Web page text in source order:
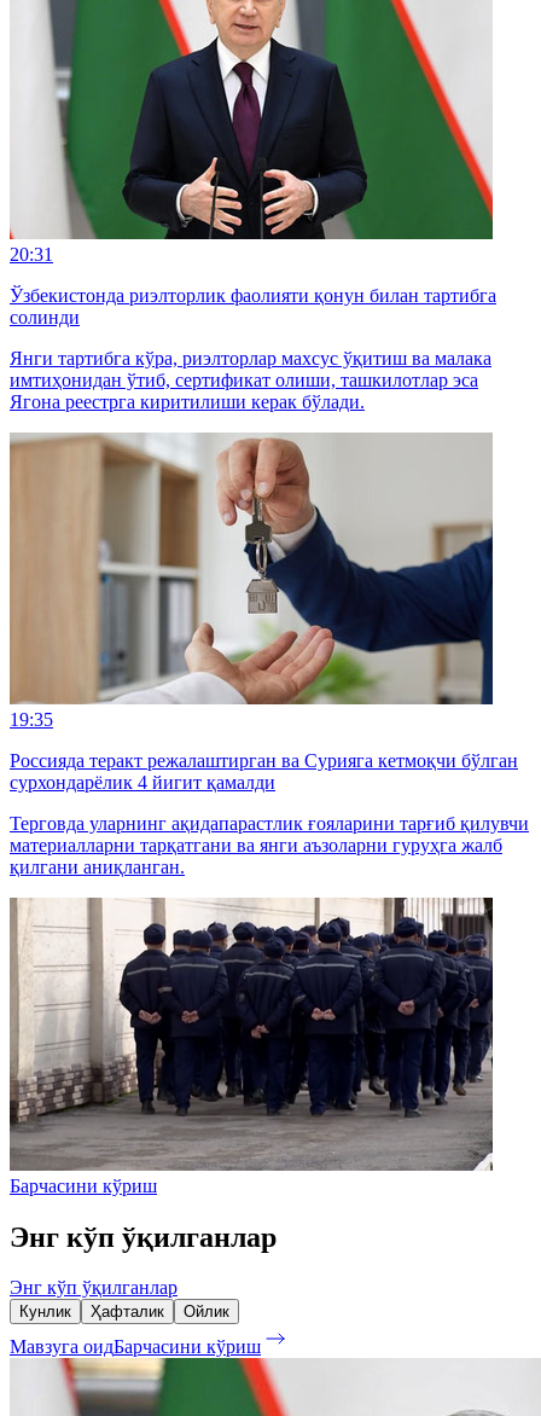
20:31
Ўзбекистонда риэлторлик фаолияти қонун билан тартибга
солинди
Янги тартибга кўра, риэлторлар махсус ўқитиш ва малака
имтиҳонидан ўтиб, сертификат олиши, ташкилотлар эса
Ягона реестрга киритилиши керак бўлади.
19:35
Россияда теракт режалаштирган ва Сурияга кетмоқчи бўлган
сурхондарёлик 4 йигит қамалди
Терговда уларнинг ақидапарастлик ғояларини тарғиб қилувчи
материалларни тарқатгани ва янги аъзоларни гуруҳга жалб
қилгани аниқланган.
Барчасини кўриш
Энг кўп ўқилганлар
Энг кўп ўқилганлар
Кунлик Ҳафталик Ойлик
Мавзуга оидБарчасини кўриш